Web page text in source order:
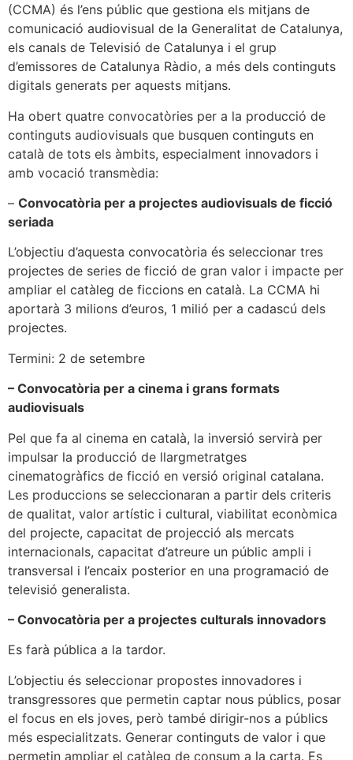
(CCMA) és l’ens públic que gestiona els mitjans de
comunicació audiovisual de la Generalitat de Catalunya,
els canals de Televisió de Catalunya i el grup
d’emissores de Catalunya Ràdio, a més dels continguts
digitals generats per aquests mitjans.
Ha obert quatre convocatòries per a la producció de
continguts audiovisuals que busquen continguts en
català de tots els àmbits, especialment innovadors i
amb vocació transmèdia:
– Convocatòria per a projectes audiovisuals de ficció
seriada
L’objectiu d’aquesta convocatòria és seleccionar tres
projectes de series de ficció de gran valor i impacte per
ampliar el catàleg de ficcions en català. La CCMA hi
aportarà 3 milions d’euros, 1 milió per a cadascú dels
projectes.
Termini: 2 de setembre
– Convocatòria per a cinema i grans formats
audiovisuals
Pel que fa al cinema en català, la inversió servirà per
impulsar la producció de llargmetratges
cinematogràfics de ficció en versió original catalana.
Les produccions se seleccionaran a partir dels criteris
de qualitat, valor artístic i cultural, viabilitat econòmica
del projecte, capacitat de projecció als mercats
internacionals, capacitat d’atreure un públic ampli i
transversal i l’encaix posterior en una programació de
televisió generalista.
– Convocatòria per a projectes culturals innovadors
Es farà pública a la tardor.
L’objectiu és seleccionar propostes innovadores i
transgressores que permetin captar nous públics, posar
el focus en els joves, però també dirigir-nos a públics
més especialitzats. Generar continguts de valor i que
permetin ampliar el catàleg de consum a la carta. Es